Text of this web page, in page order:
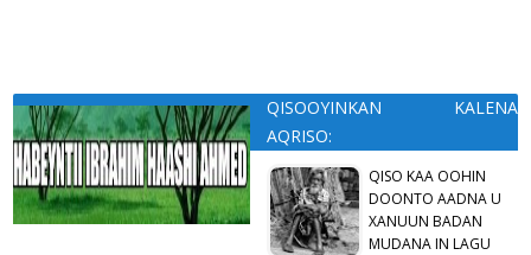
QISOOYINKAN KALENA
AQRISO:
QISO KAA OOHIN
DOONTO AADNA U
XANUUN BADAN
MUDANA IN LAGU